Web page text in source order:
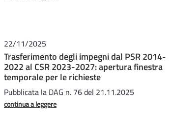
22/11/2025
Trasferimento degli impegni dal PSR 2014-
2022 al CSR 2023-2027: apertura finestra
temporale per le richieste
Pubblicata la DAG n. 76 del 21.11.2025
continua a leggere